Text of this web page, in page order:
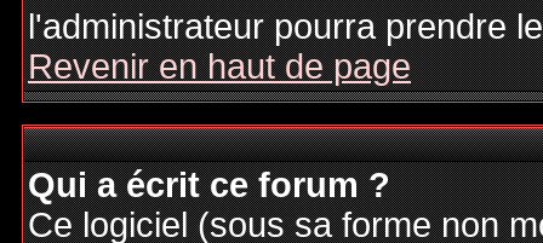
l'administrateur pourra prendre
Revenir en haut de page
Qui a écrit ce forum ?
Ce logiciel (sous sa forme non